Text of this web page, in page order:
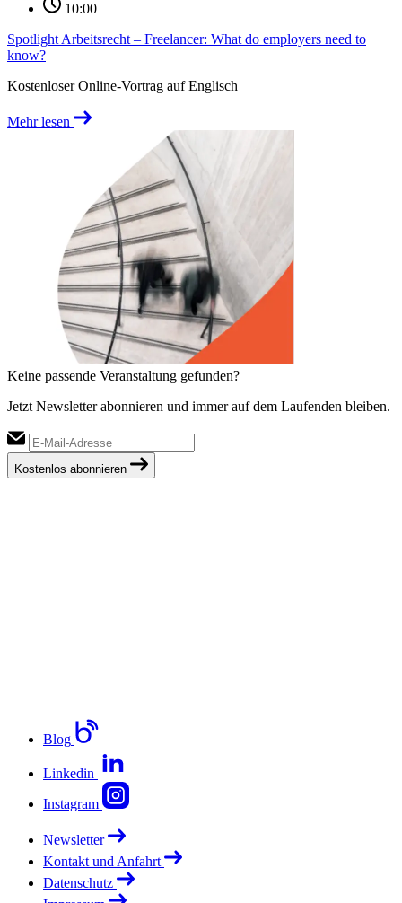
10:00
Spotlight Arbeitsrecht – Freelancer: What do employers need to
know?
Kostenloser Online-Vortrag auf Englisch
Mehr lesen
Keine passende Veranstaltung gefunden?
Jetzt Newsletter abonnieren und immer auf dem Laufenden bleiben.
Kostenlos abonnieren
Blog
Linkedin
Instagram
Newsletter
Kontakt und Anfahrt
Datenschutz